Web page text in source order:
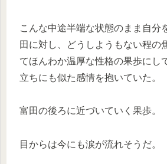
こんな中途半端な状態のまま自分
田に対し、どうしようもない程の
てほんわか温厚な性格の果歩にし
立ちにも似た感情を抱いていた。
富田の後ろに近づいていく果歩。
目からは今にも涙が流れそうだ。